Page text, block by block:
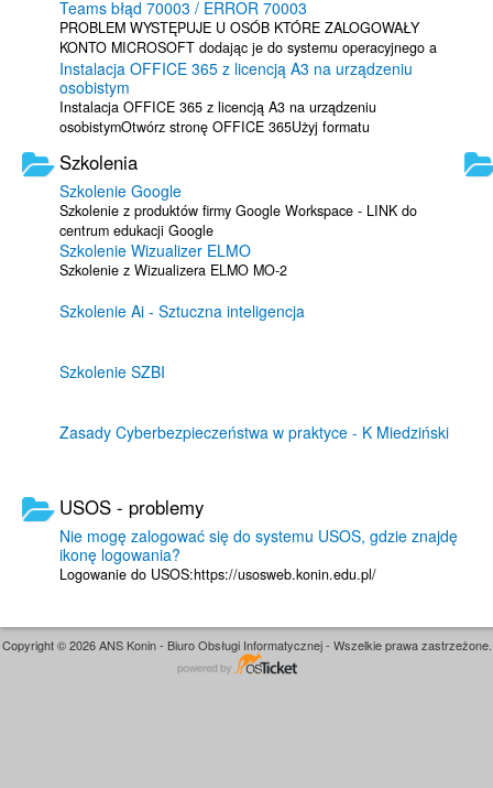
Teams błąd 70003 / ERROR 70003
PROBLEM WYSTĘPUJE U OSÓB KTÓRE ZALOGOWAŁY
KONTO MICROSOFT dodając je do systemu operacyjnego a
także dodając często prywatne urządzenia do ...
Instalacja OFFICE 365 z licencją A3 na urządzeniu
osobistym
Instalacja OFFICE 365 z licencją A3 na urządzeniu
osobistymOtwórz stronę OFFICE 365Użyj formatu
Szkolenia
Szkolenie Google
Szkolenie z produktów firmy Google Workspace - LINK do
centrum edukacji Google
Szkolenie Wizualizer ELMO
Szkolenie z Wizualizera ELMO MO-2
Szkolenie Ai - Sztuczna inteligencja
Szkolenie SZBI
Zasady Cyberbezpieczeństwa w praktyce - K Miedziński
USOS - problemy
Nie mogę zalogować się do systemu USOS, gdzie znajdę
ikonę logowania?
Logowanie do USOS:https://usosweb.konin.edu.pl/
Copyright © 2026 ANS Konin - Biuro Obsługi Informatycznej - Wszelkie prawa zastrzeżone.